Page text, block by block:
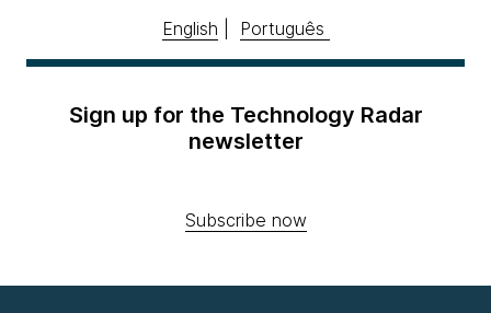
English Português
Sign up for the Technology Radar
newsletter
Subscribe now